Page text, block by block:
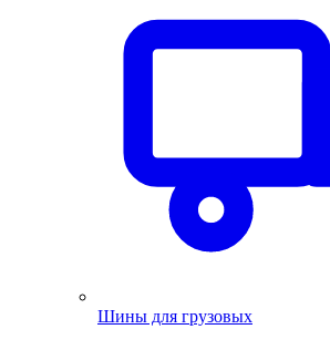
Шины для грузовых